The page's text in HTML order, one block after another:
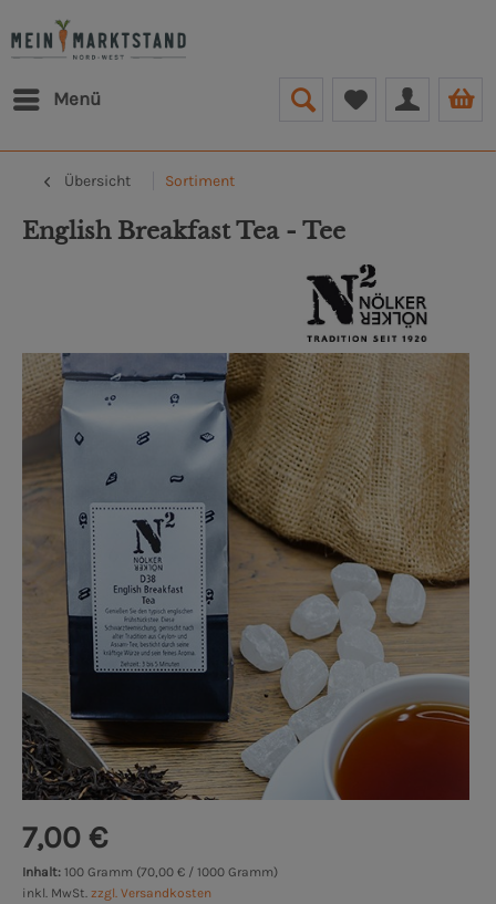
Menü
Übersicht Sortiment
English Breakfast Tea - Tee
7,00 €
Inhalt: 100 Gramm (70,00 € / 1000 Gramm)
inkl. MwSt. zzgl. Versandkosten